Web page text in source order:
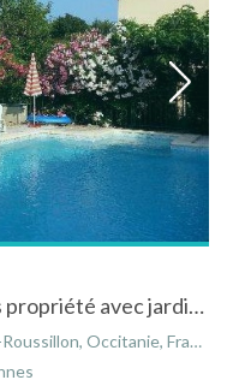
Appartement tout confort dans propriété avec jardin et piscine dans le Languedoc-Roussillon
Occitanie, France